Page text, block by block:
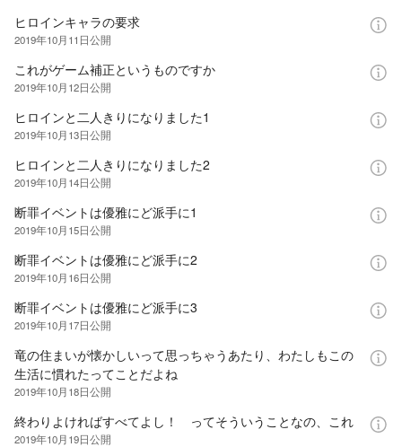
ヒロインキャラの要求
2019年10月11日公開
これがゲーム補正というものですか
2019年10月12日公開
ヒロインと二人きりになりました1
2019年10月13日公開
ヒロインと二人きりになりました2
2019年10月14日公開
断罪イベントは優雅にど派手に1
2019年10月15日公開
断罪イベントは優雅にど派手に2
2019年10月16日公開
断罪イベントは優雅にど派手に3
2019年10月17日公開
竜の住まいが懐かしいって思っちゃうあたり、わたしもこの
生活に慣れたってことだよね
2019年10月18日公開
終わりよければすべてよし！ ってそういうことなの、これ
2019年10月19日公開